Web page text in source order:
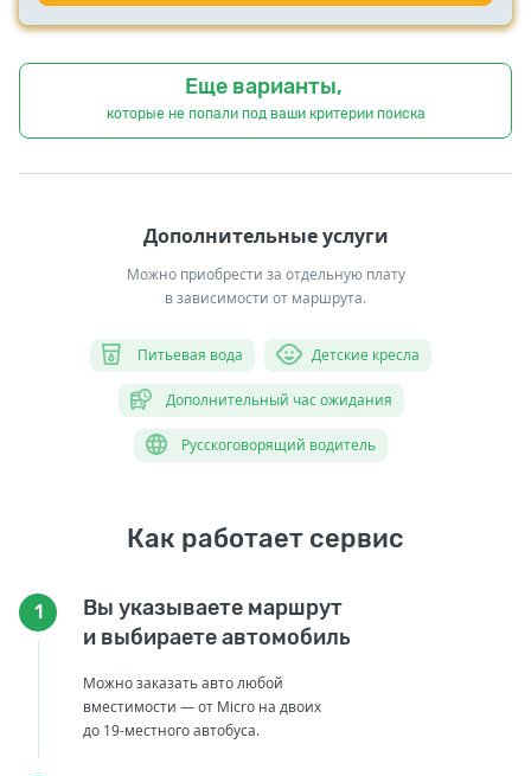
Еще варианты,
которые не попали под ваши критерии поиска
Дополнительные услуги
Можно приобрести за отдельную плату
в зависимости от маршрута.
Питьевая вода Детские кресла
Дополнительный час ожидания
Русскоговорящий водитель
Как работает сервис
1
Вы указываете маршрут
и выбираете автомобиль
Можно заказать авто любой
вместимости — от Micro на двоих
до 19-местного автобуса.